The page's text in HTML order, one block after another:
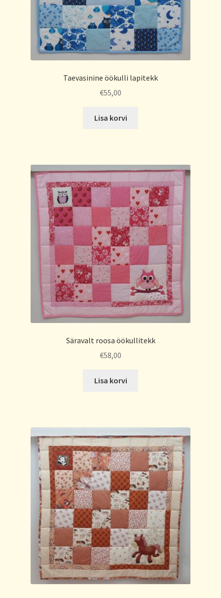
Taevasinine öökulli lapitekk
€55,00
Lisa korvi
Säravalt roosa öökullitekk
€58,00
Lisa korvi